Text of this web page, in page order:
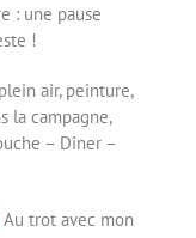
: une pause
!
air, peinture,
la campagne,
– Dîner –
Au trot avec mon